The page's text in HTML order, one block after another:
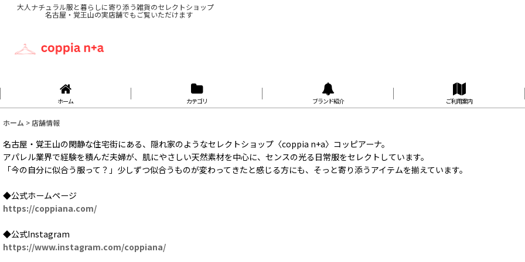
大人ナチュラル服と暮らしに寄り添う雑貨のセレクトショップ
名古屋・覚王山の実店舗でもご覧いただけます
ホーム カテゴリ ブランド紹介 ご利用案内
ホーム > 店舗情報
名古屋・覚王山の閑静な住宅街にある、隠れ家のようなセレクトショップ〈coppia n+a〉コッピアーナ。
アパレル業界で経験を積んだ夫婦が、肌にやさしい天然素材を中心に、センスの光る日常服をセレクトしています。
「今の自分に似合う服って？」少しずつ似合うものが変わってきたと感じる方にも、そっと寄り添うアイテムを揃えています。
◆公式ホームページ
https://coppiana.com/
◆公式Instagram
https://www.instagram.com/coppiana/